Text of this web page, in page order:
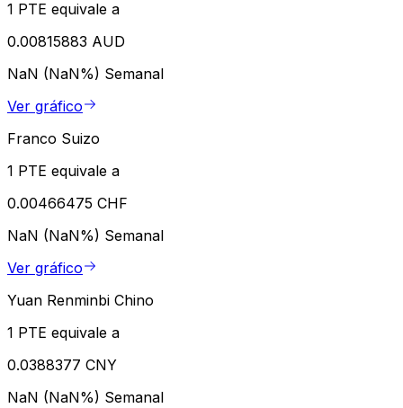
1 PTE equivale a
0.00815883 AUD
NaN (NaN%) Semanal
Ver gráfico
Franco Suizo
1 PTE equivale a
0.00466475 CHF
NaN (NaN%) Semanal
Ver gráfico
Yuan Renminbi Chino
1 PTE equivale a
0.0388377 CNY
NaN (NaN%) Semanal